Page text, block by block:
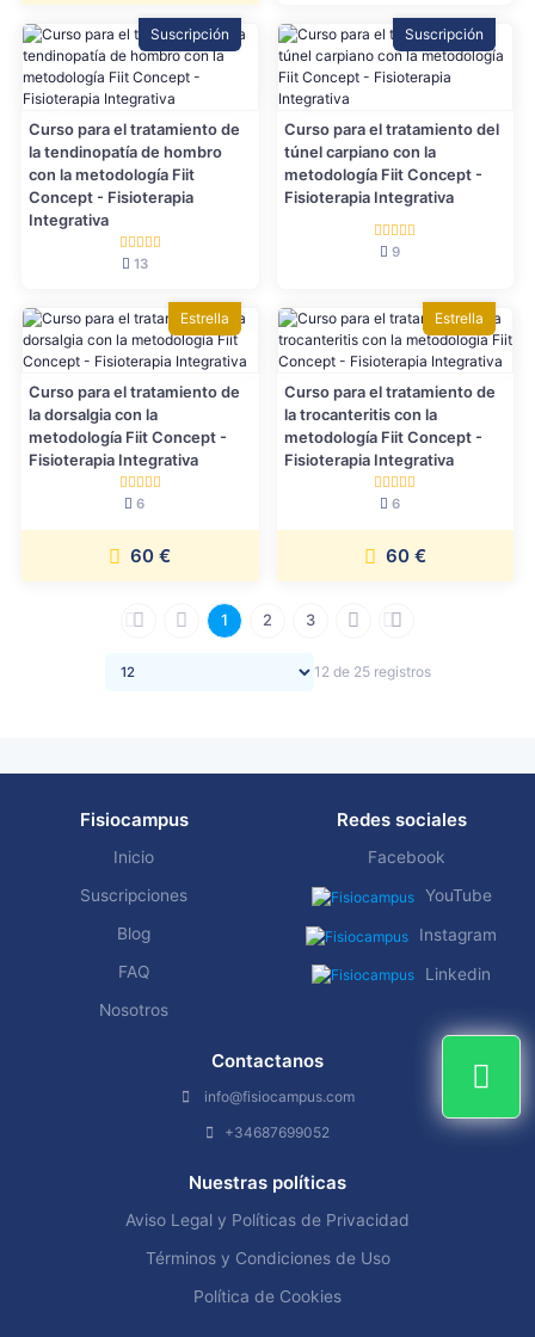
Suscripción
Curso para el tratamiento de
la tendinopatía de hombro
con la metodología Fiit
Concept - Fisioterapia
Integrativa
13
Suscripción
Curso para el tratamiento del
túnel carpiano con la
metodología Fiit Concept -
Fisioterapia Integrativa
9
Estrella
Curso para el tratamiento de
la dorsalgia con la
metodología Fiit Concept -
Fisioterapia Integrativa
6
60 €
Estrella
Curso para el tratamiento de
la trocanteritis con la
metodología Fiit Concept -
Fisioterapia Integrativa
6
60 €
1 2 3
12 de 25 registros
Fisiocampus
Inicio
Suscripciones
Blog
FAQ
Nosotros
Redes sociales
Facebook
YouTube
Instagram
Linkedin
Contactanos
info@fisiocampus.com
+34687699052
Nuestras políticas
Aviso Legal y Políticas de Privacidad
Términos y Condiciones de Uso
Política de Cookies